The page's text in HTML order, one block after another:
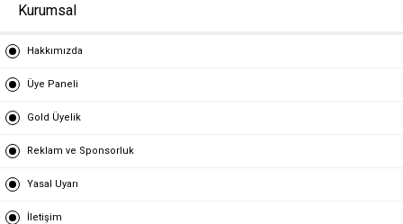
Kurumsal
Hakkımızda
Üye Paneli
Gold Üyelik
Reklam ve Sponsorluk
Yasal Uyarı
İletişim